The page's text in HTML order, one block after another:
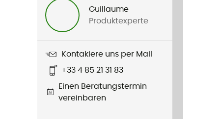
Wash Center Lite I
Bluesign™ / PFC-Free
Guillaume
Produktexperte
Kontakiere uns per Mail
+33 4 85 21 31 83
Einen Beratungstermin
vereinbaren